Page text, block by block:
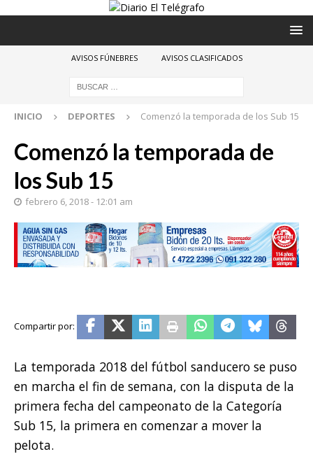
AVISOS FÚNEBRES AVISOS CLASIFICADOS
INICIO DEPORTES Comenzó la temporada de los Sub 15
Comenzó la temporada de
los Sub 15
febrero 6, 2018 - 12:01 am
La temporada 2018 del fútbol sanducero se puso
en marcha el fin de semana, con la disputa de la
primera fecha del campeonato de la Categoría
Sub 15, la primera en comenzar a mover la
pelota.